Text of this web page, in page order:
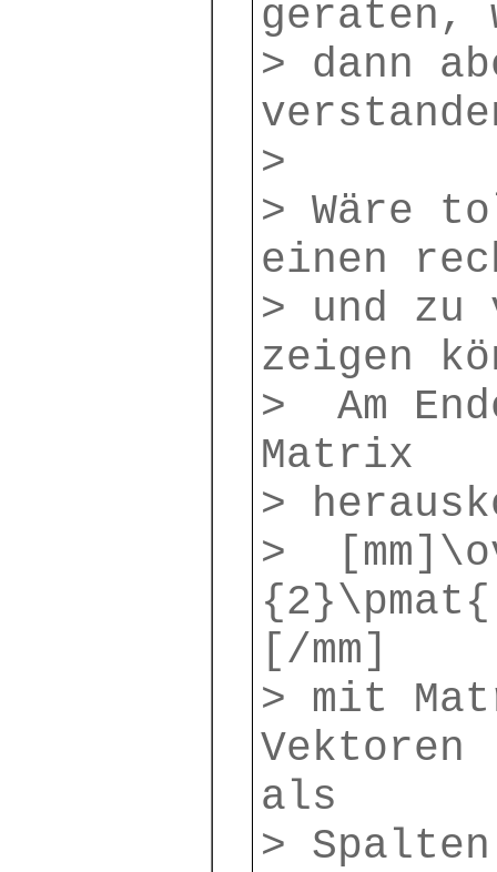
geraten,
> dann
>
> Wäre
einen
> und zu
zeigen
> Am
Matrix
>
>
[/mm]
> mit
Vektoren
als
>